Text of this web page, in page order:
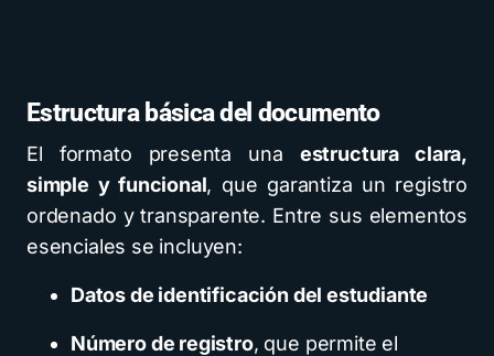
Estructura básica del documento
El formato presenta una estructura clara,
simple y funcional, que garantiza un registro
ordenado y transparente. Entre sus elementos
esenciales se incluyen:
Datos de identificación del estudiante
Número de registro, que permite el